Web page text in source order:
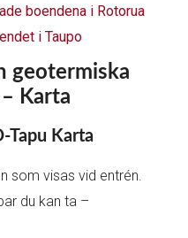
boendena i Rotorua
i Taupo
geotermiska
Karta
Tapu Karta
som visas vid entrén.
du kan ta –